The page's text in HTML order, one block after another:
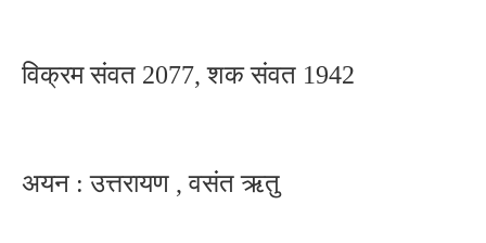
विक्रम संवत 2077, शक संवत 1942
अयन : उत्तरायण , वसंत ऋतु